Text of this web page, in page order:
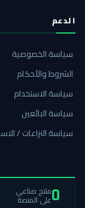
الدعم
سياسة الخصوصية
الشروط والأحكام
سياسة الاستخدام
سياسة البائعين
سياسة النزاعات /
0منتج صناعي
على المنصة